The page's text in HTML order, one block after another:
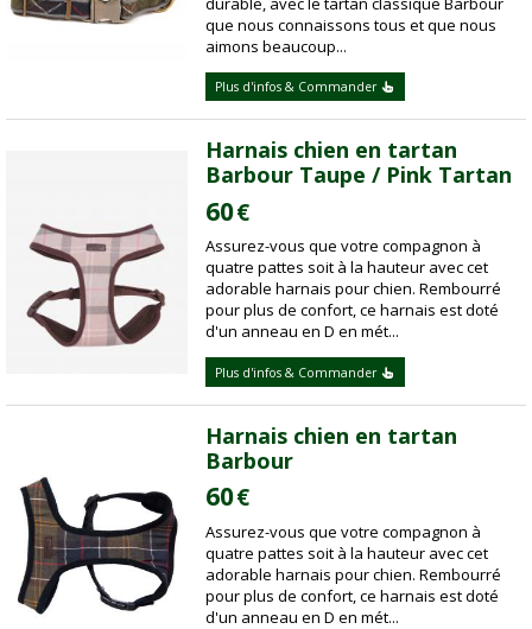
que nous connaissons tous et que nous
aimons beaucoup...
Plus d'infos & Commander
Harnais chien en tartan
Barbour Taupe / Pink Tartan
60€
Assurez-vous que votre compagnon à
quatre pattes soit à la hauteur avec cet
adorable harnais pour chien. Rembourré
pour plus de confort, ce harnais est doté
d'un anneau en D en mét...
Plus d'infos & Commander
Harnais chien en tartan
Barbour
60€
Assurez-vous que votre compagnon à
quatre pattes soit à la hauteur avec cet
adorable harnais pour chien. Rembourré
pour plus de confort, ce harnais est doté
d'un anneau en D en mét...